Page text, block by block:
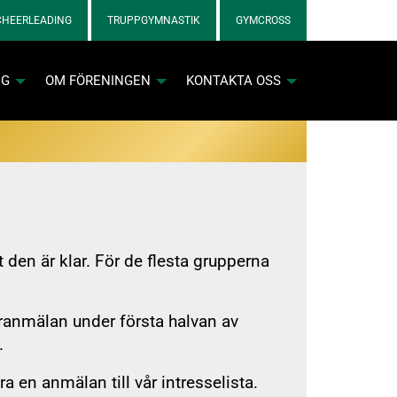
TRUPPGYMNASTIK GYMCROSS
för gymnastiklicenser
OM FÖRENINGEN KONTAKTA OSS
är klar. För de flesta grupperna
under första halvan av
en anmälan till vår intresselista.